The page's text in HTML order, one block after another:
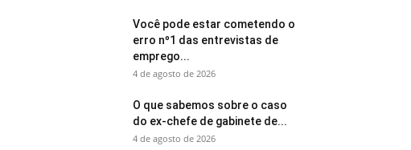
Você pode estar cometendo o
erro nº1 das entrevistas de
emprego...
4 de agosto de 2026
O que sabemos sobre o caso
do ex-chefe de gabinete de...
4 de agosto de 2026